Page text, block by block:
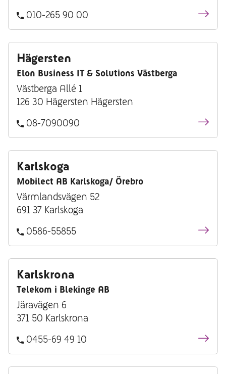
010-265 90 00
Hägersten
Elon Business IT & Solutions Västberga
Västberga Allé 1
126 30 Hägersten Hägersten
08-7090090
Karlskoga
Mobilect AB Karlskoga/ Örebro
Värmlandsvägen 52
691 37 Karlskoga
0586-55855
Karlskrona
Telekom i Blekinge AB
Järavägen 6
371 50 Karlskrona
0455-69 49 10